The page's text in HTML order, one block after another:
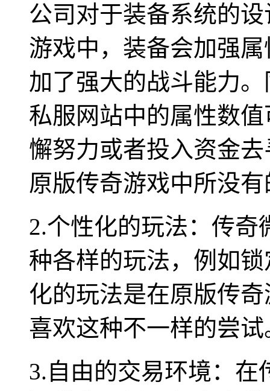
公司对于装备系统的
游戏中，装备会加强
加了强大的战斗能力
私服网站中的属性数
懈努力或者投入资金
原版传奇游戏中所没有
2.个性化的玩法：传
种各样的玩法，例如
化的玩法是在原版传
喜欢这种不一样的尝试
3.自由的交易环境：